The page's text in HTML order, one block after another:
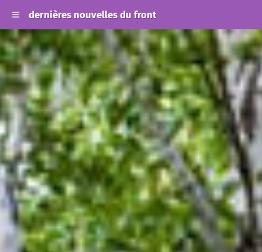
dernières nouvelles du front